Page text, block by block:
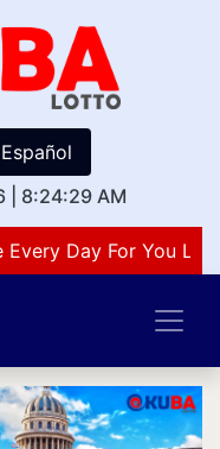
Español
8:24:29 AM
Day For You